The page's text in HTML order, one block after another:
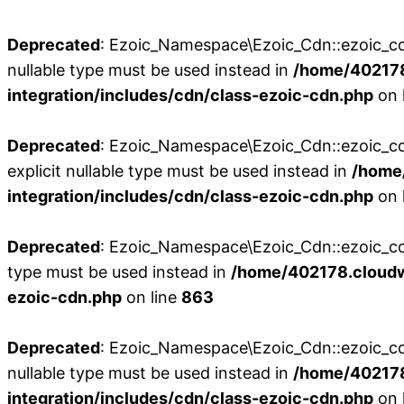
Deprecated:
nullable type must be used instead in /home/
integration/includes/cdn/class-ezoic-cdn.php on
Deprecated:
explicit nullable type must be used instead in /
integration/includes/cdn/class-ezoic-cdn.php on
Deprecated:
type must be used instead in /home/
ezoic-cdn.php on line 863
Deprecated:
nullable type must be used instead in /home/
integration/includes/cdn/class-ezoic-cdn.php on